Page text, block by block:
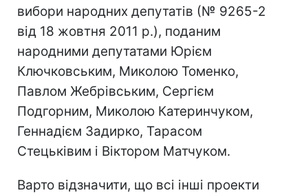
вибори народних депутатів (№ 9265-2
від 18 жовтня 2011 р.), поданим
народними депутатами Юрієм
Ключковським, Миколою Томенко,
Павлом Жебрівським, Сергієм
Подгорним, Миколою Катеринчуком,
Геннадієм Задирко, Тарасом
Стецьківим і Віктором Матчуком.
Варто відзначити, що всі інші проекти